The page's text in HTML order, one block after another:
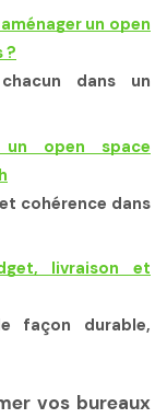
un open
?
dans un
open space
cohérence dans
livraison et
façon durable,
vos bureaux